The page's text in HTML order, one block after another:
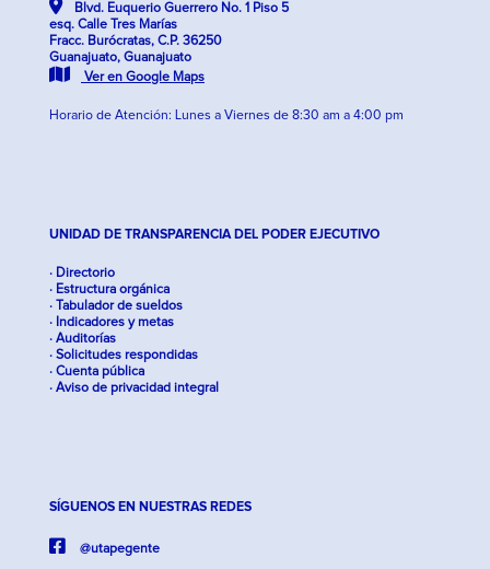
Blvd. Euquerio Guerrero No. 1 Piso 5
esq. Calle Tres Marías
Fracc. Burócratas, C.P. 36250
Guanajuato, Guanajuato
Ver en Google Maps
Horario de Atención: Lunes a Viernes de 8:30 am a 4:00 pm
UNIDAD DE TRANSPARENCIA DEL PODER EJECUTIVO
· Directorio
· Estructura orgánica
· Tabulador de sueldos
· Indicadores y metas
· Auditorías
· Solicitudes respondidas
· Cuenta pública
· Aviso de privacidad integral
SÍGUENOS EN NUESTRAS REDES
@utapegente